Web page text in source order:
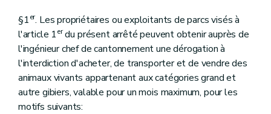
§1er. Les propriétaires ou exploitants de parcs visés à
l'article 1erdu présent arrêté peuvent obtenir auprès de
l'ingénieur chef de cantonnement une dérogation à
l'interdiction d'acheter, de transporter et de vendre des
animaux vivants appartenant aux catégories grand et
autre gibiers, valable pour un mois maximum, pour les
motifs suivants: